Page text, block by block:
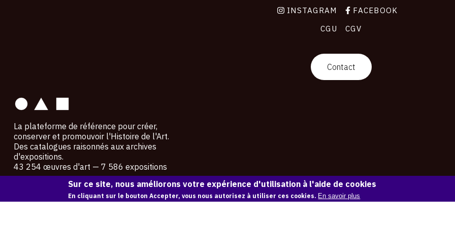
INSTAGRAM
FACEBOOK
CGU
CGV
Contact
La plateforme de référence pour créer,
conserver et promouvoir l'Histoire de l'Art.
Des catalogues raisonnés aux archives
d'expositions.
43 254 œuvres d'art — 7 586 expositions
Copyright © OAM 2026. Tous droits réservés.
Sur ce site, nous améliorons votre expérience d'utilisation à l'aide de cookies
En cliquant sur le bouton Accepter, vous nous autorisez à utiliser ces cookies. En savoir plus